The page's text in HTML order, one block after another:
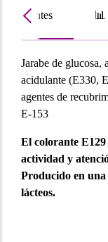
📊
Jarabe de glucosa,
acidulante (E330,
agentes de
E-153
El colorante E129
actividad y
Producido en
lácteos.